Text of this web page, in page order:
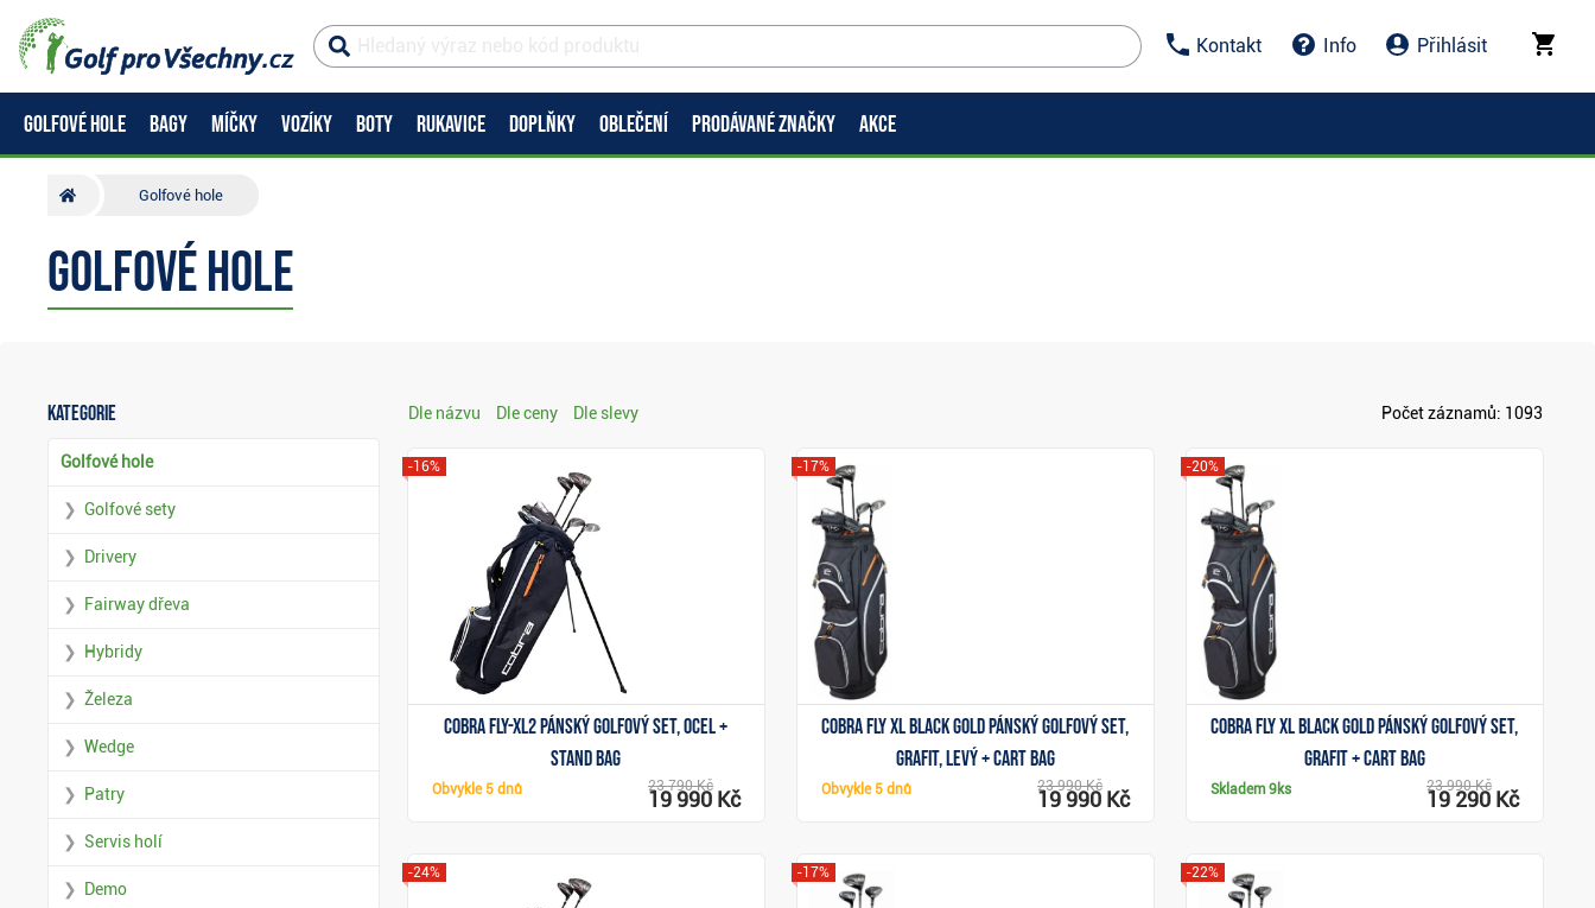
Kontakt Info Přihlásit
GOLFOVÉ HOLE BAGY MÍČKY VOZÍKY BOTY RUKAVICE DOPLŇKY OBLEČENÍ PRODÁVANÉ ZNAČKY AKCE
Golfové hole
Golfové hole
Dle názvu Dle ceny Dle slevy Počet záznamů: 1093
Cobra Fly-XL2 pánský golfový set, ocel +
stand bag
-16%
Obvykle 5 dnů 23 790 Kč
19 990 Kč
Zobrazit
Cobra Fly XL Black Gold pánský golfový set,
grafit, levý + cart bag
-17%
Obvykle 5 dnů 23 990 Kč
19 990 Kč
Cobra Fly XL Black Gold pánský golfový set,
grafit + cart bag
-20%
Skladem9ks 23 990 Kč
19 290 Kč
-24% -17% -22%
Kategorie
Golfové hole
Golfové sety
Drivery
Fairway dřeva
Hybridy
Železa
Wedge
Patry
Servis holí
Demo